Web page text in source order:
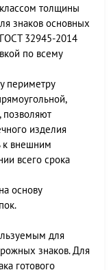
толщины
знаков основных
32945-2014
по всему
периметру
позволяют
изделия
к внешним
всего срока
основу
для
знаков. Для
готового